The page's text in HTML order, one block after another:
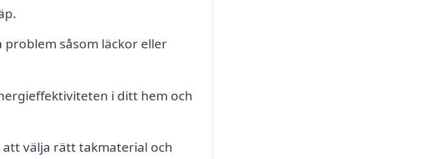
såsom läckor eller
i ditt hem och
välja rätt takmaterial och